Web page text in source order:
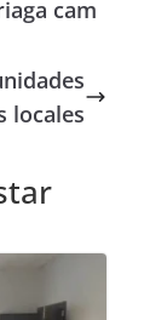
cam
locales